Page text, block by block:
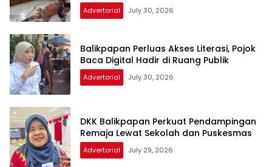
Advertorial July 30, 2026
Balikpapan Perluas Akses Literasi, Pojok
Baca Digital Hadir di Ruang Publik
Advertorial July 30, 2026
DKK Balikpapan Perkuat Pendampingan
Remaja Lewat Sekolah dan Puskesmas
Advertorial July 29, 2026